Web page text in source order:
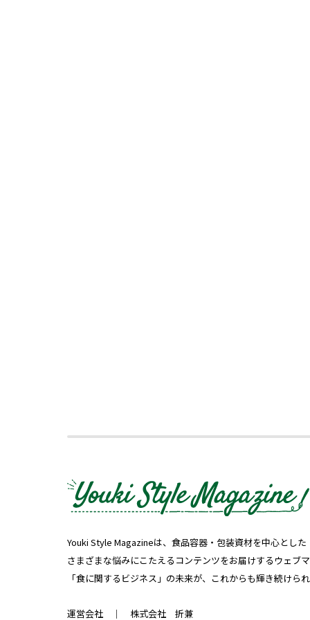
Youki Style Magazineは、食品容器・包装資材を中心とし
さまざまな悩みにこたえるコンテンツをお届けするウェブ
「食に関するビジネス」の未来が、これからも輝き続けら
運営会社 ｜ 株式会社 折兼